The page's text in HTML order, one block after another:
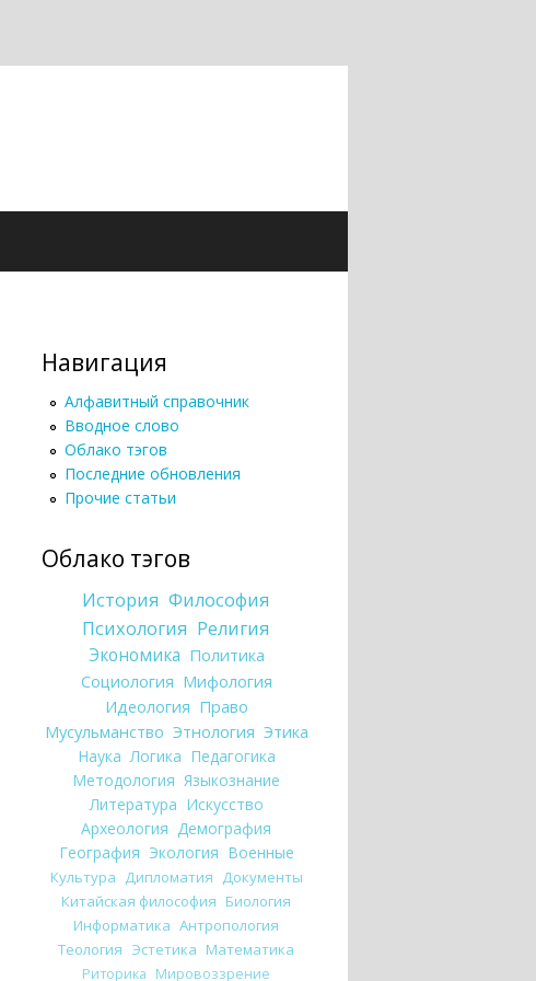
Навигация
Алфавитный справочник
Вводное слово
Облако тэгов
Последние обновления
Прочие статьи
Облако тэгов
История Философия
Психология Религия
Экономика Политика
Социология Мифология
Идеология Право
Мусульманство Этнология Этика
Наука Логика Педагогика
Методология Языкознание
Литература Искусство
Археология Демография
География Экология Военные
Культура Дипломатия Документы
Китайская философия Биология
Информатика Антропология
Теология Эстетика Математика
Риторика Мировоззрение